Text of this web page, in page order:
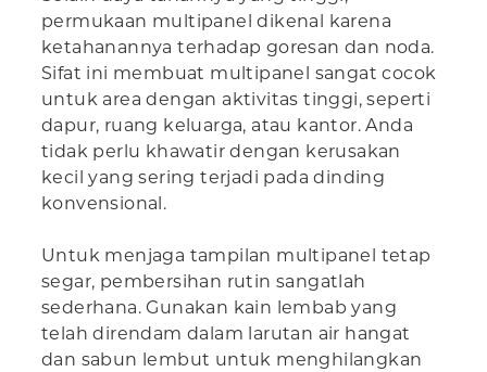
permukaan multipanel dikenal karena
ketahanannya terhadap goresan dan noda.
Sifat ini membuat multipanel sangat cocok
untuk area dengan aktivitas tinggi, seperti
dapur, ruang keluarga, atau kantor. Anda
tidak perlu khawatir dengan kerusakan
kecil yang sering terjadi pada dinding
konvensional.
Untuk menjaga tampilan multipanel tetap
segar, pembersihan rutin sangatlah
sederhana. Gunakan kain lembab yang
telah direndam dalam larutan air hangat
dan sabun lembut untuk menghilangkan